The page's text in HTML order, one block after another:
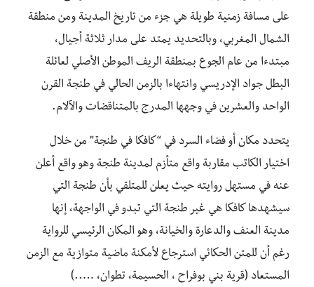
على مسافة زمنية طويلة هي جزء من تاريخ المدينة ومن منطقة
الشمال المغربي، وبالتحديد يمتد على مدار ثلاثة أجيال،
مبتدءا من عام الجوع بمنطقة الريف الموطن الأصلي لعائلة
البطل جواد الإدريسي وانتهاءا بالزمن الحالي في طنجة القرن
الواحد والعشرين في وجهها المدرج بالمتناقضات والآلام.
يتحدد مكان أو فضاء السرد في “كافكا في طنجة” من خلال
اختيار الكاتب مقاربة واقع متأزم لمدينة طنجة وهو واقع أعلن
عنه في مستهل روايته حيث يعلن للمتلقي بأن طنجة التي
سيشهدها كافكا هي غير طنجة التي تبدو في الواجهة، إنها
مدينة العنف والدعارة والخيانة، وهو المكان الرئيسي للرواية
رغم أن للمتن الحكائي استرجاع لأمكنة ماضية متوازية مع الزمن
المستعاد (قرية بني بوفراح ، الحسيمة، تطوان، …..)